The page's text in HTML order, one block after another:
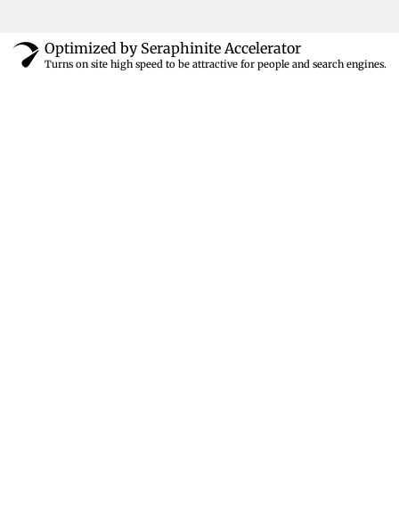
Optimized by Seraphinite Accelerator
Turns on site high speed to be attractive for people and search engines.